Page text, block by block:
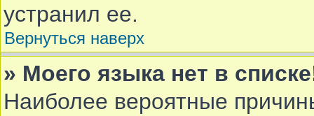
устранил ее.
Вернуться наверх
» Моего языка нет в
Наиболее вероятные